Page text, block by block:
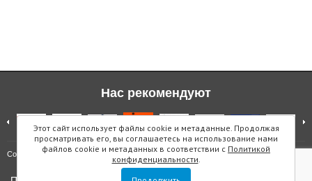
Этот сайт использует файлы cookie и метаданные. Продолжая
просматривать его, вы соглашаетесь на использование нами
файлов cookie и метаданных в соответствии с Политикой
конфиденциальности.
Нас рекомендуют
Copyright © "Инмарин" Карта сайта